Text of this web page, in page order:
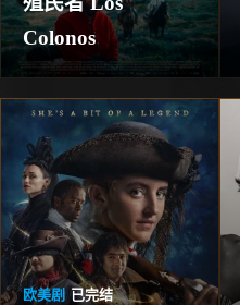
Colonos
欧美剧 已完结